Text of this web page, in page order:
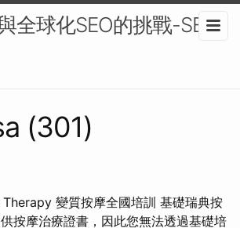
全球化SEO的挑戰-SEO
(301)
變質按摩全國培訓 基礎瑞典按
按摩治療證書，因此您無法透過基礎培